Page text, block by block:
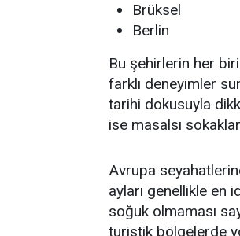
Brüksel
Berlin
Bu şehirlerin her
farklı deneyimler
tarihi dokusuyla
ise masalsı
Avrupa
ayları genellikle en
soğuk olmaması
turistik bölgelerde